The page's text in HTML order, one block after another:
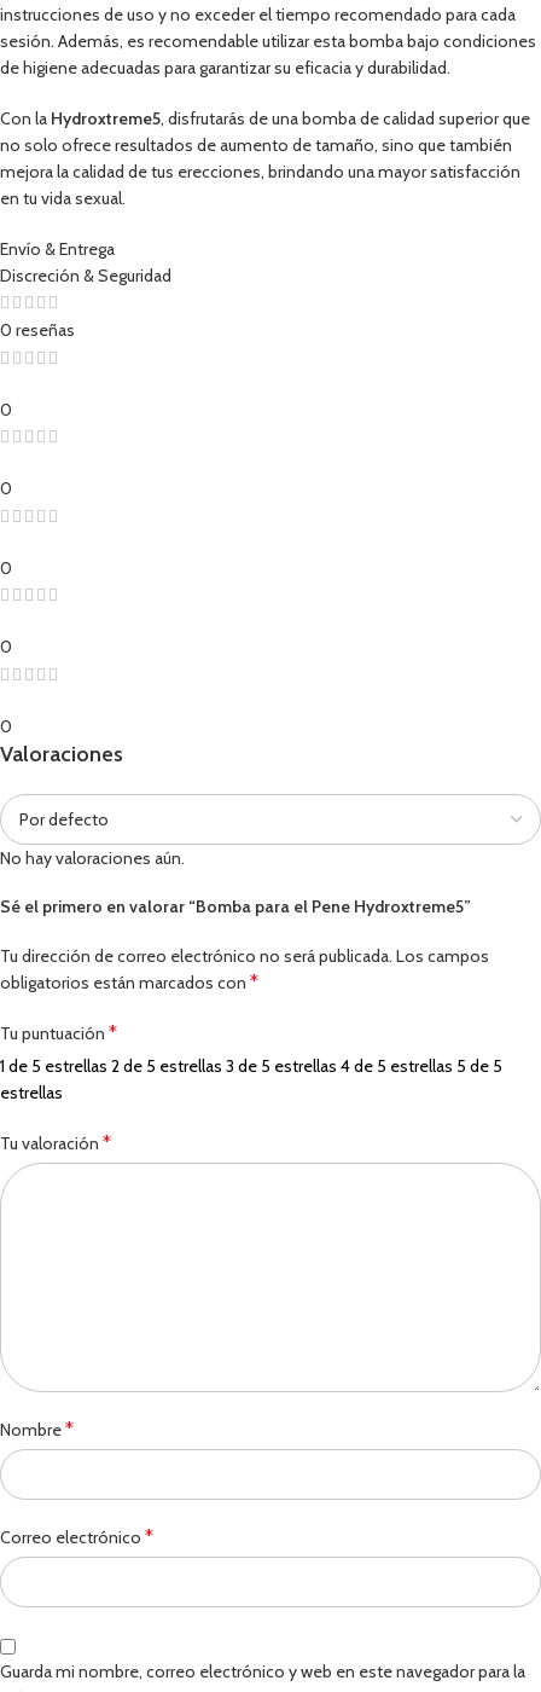
instrucciones de uso y no exceder el tiempo recomendado para cada
sesión. Además, es recomendable utilizar esta bomba bajo condiciones
de higiene adecuadas para garantizar su eficacia y durabilidad.
Con la Hydroxtreme5, disfrutarás de una bomba de calidad superior que
no solo ofrece resultados de aumento de tamaño, sino que también
mejora la calidad de tus erecciones, brindando una mayor satisfacción
en tu vida sexual.
Envío & Entrega
Discreción & Seguridad
0 reseñas
0
0
0
0
0
Valoraciones
No hay valoraciones aún.
Sé el primero en valorar “Bomba para el Pene Hydroxtreme5”
Tu dirección de correo electrónico no será publicada. Los campos
obligatorios están marcados con *
Tu puntuación *
1 de 5 estrellas 2 de 5 estrellas 3 de 5 estrellas 4 de 5 estrellas 5 de 5
estrellas
Tu valoración *
Nombre*
Correo electrónico *
Guarda mi nombre, correo electrónico y web en este navegador para la